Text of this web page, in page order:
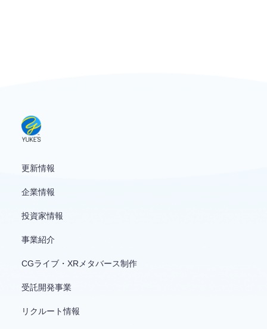
English
更新情報
企業情報
投資家情報
事業紹介
CGライブ・XRメタバース制作
受託開発事業
リクルート情報